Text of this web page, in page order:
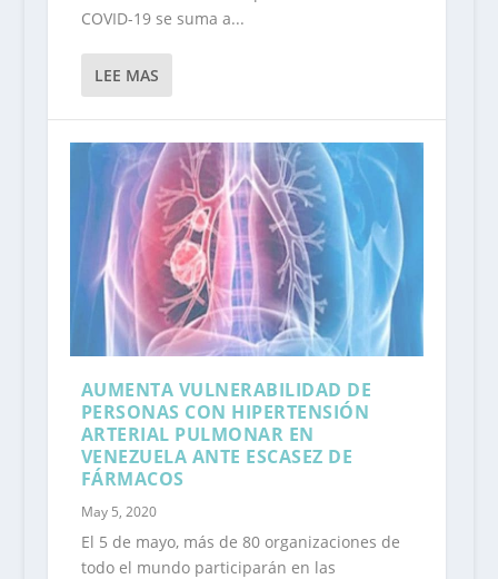
COVID-19 se suma a...
LEE MAS
AUMENTA VULNERABILIDAD DE
PERSONAS CON HIPERTENSIÓN
ARTERIAL PULMONAR EN
VENEZUELA ANTE ESCASEZ DE
FÁRMACOS
May 5, 2020
El 5 de mayo, más de 80 organizaciones de
todo el mundo participarán en las